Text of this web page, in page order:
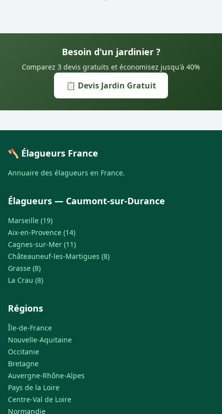
Besoin d'un jardinier ?
Comparez 3 devis gratuits et économisez jusqu'à 40%
📋 Devis Jardin Gratuit
🪓 Élagueurs France
Annuaire des élagueurs en France.
Élagueurs — Caumont-sur-Durance
Marseille (19)
Aix-en-Provence (14)
Cagnes-sur-Mer (11)
Châteauneuf-les-Martigues (8)
Grasse (8)
La Crau (8)
Régions
Île-de-France
Nouvelle-Aquitaine
Occitanie
Bretagne
Auvergne-Rhône-Alpes
Pays de la Loire
Centre-Val de Loire
Normandie